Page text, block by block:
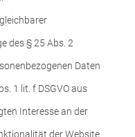
des § 25 Abs. 2
Daten
1 lit. f DSGVO aus
Interesse an der
der Website